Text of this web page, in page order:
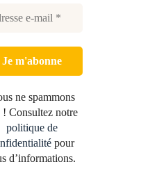
ne spammons
! Consultez notre
politique de
pour
d’informations.